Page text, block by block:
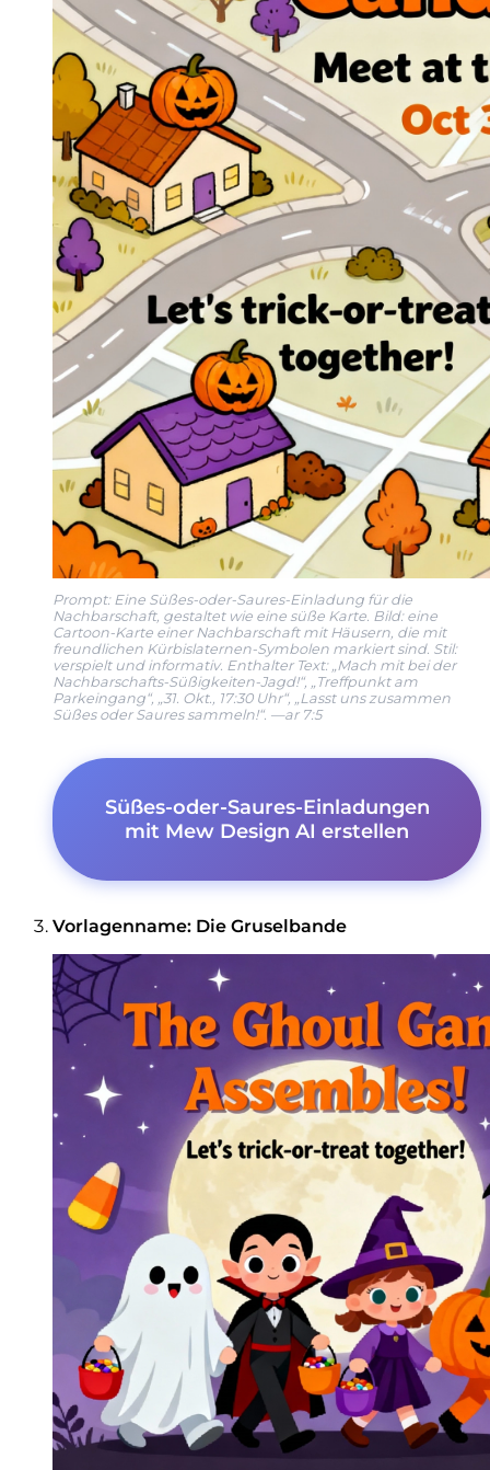
Prompt: Eine Süßes-oder-Saures-Einladung für die
Nachbarschaft, gestaltet wie eine süße Karte. Bild: eine
Cartoon-Karte einer Nachbarschaft mit Häusern, die mit
freundlichen Kürbislaternen-Symbolen markiert sind. Stil:
verspielt und informativ. Enthalter Text: „Mach mit bei der
Nachbarschafts-Süßigkeiten-Jagd!“, „Treffpunkt am
Parkeingang“, „31. Okt., 17:30 Uhr“, „Lasst uns zusammen
Süßes oder Saures sammeln!“. —ar 7:5
Süßes-oder-Saures-Einladungen
mit Mew Design AI erstellen
Vorlagenname: Die Gruselbande